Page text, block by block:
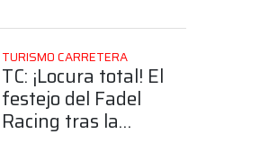
un disfraz
particular
TURISMO CARRETERA
TC: ¡Locura total! El
festejo del Fadel
Racing tras la